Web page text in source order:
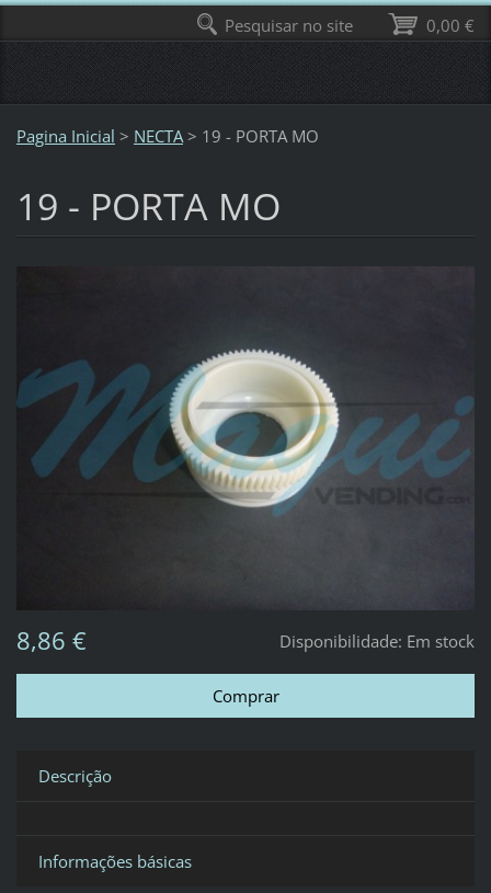
Pagina Inicial > NECTA > 19 - PORTA MO
19 - PORTA MO
Disponibilidade: Em stock
8,86 €
Descrição
Informações básicas
0,00 €
Pesquisar no site